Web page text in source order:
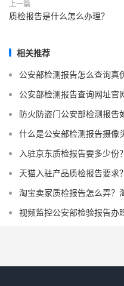
上一篇
质检报告是什么怎么办理？
相关推荐
公安部检测报告怎么查询真
公安部检测报告查询网址官
防火防盗门公安部检测报告
什么是公安部检测报告摄像
入驻京东质检报告要多少份
天猫入驻产品质检报告要求？
淘宝卖家质检报告怎么弄？
视频监控公安部检验报告办